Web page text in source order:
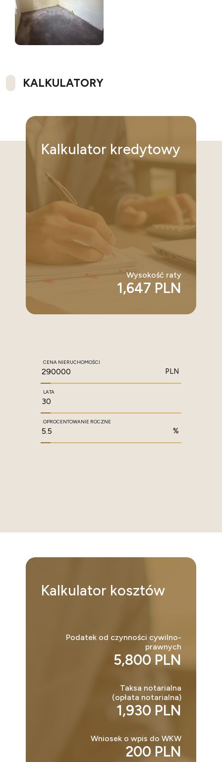
KALKULATORY
Kalkulator kredytowy
Wysokość raty
1,647 PLN
CENA NIERUCHOMOŚCI
PLN
LATA
OPROCENTOWANIE ROCZNE
%
Kalkulator kosztów
Podatek od czynności cywilno-
prawnych
5,800 PLN
Taksa notarialna
(opłata notarialna)
1,930 PLN
Wniosek o wpis do WKW
200 PLN